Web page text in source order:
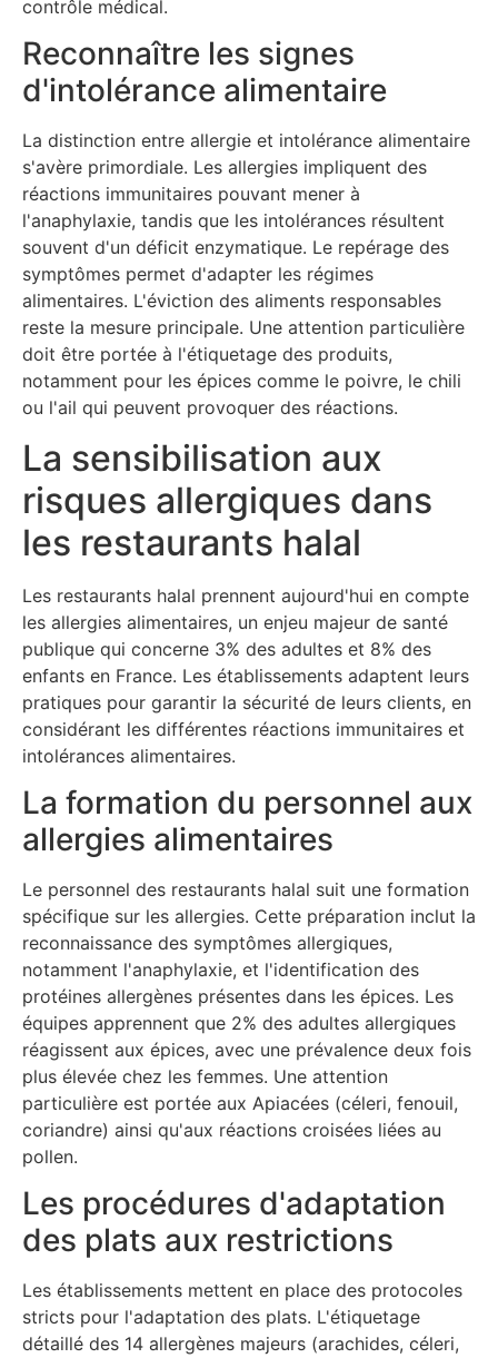
contrôle médical.
Reconnaître les signes
d'intolérance alimentaire
La distinction entre allergie et intolérance alimentaire
s'avère primordiale. Les allergies impliquent des
réactions immunitaires pouvant mener à
l'anaphylaxie, tandis que les intolérances résultent
souvent d'un déficit enzymatique. Le repérage des
symptômes permet d'adapter les régimes
alimentaires. L'éviction des aliments responsables
reste la mesure principale. Une attention particulière
doit être portée à l'étiquetage des produits,
notamment pour les épices comme le poivre, le chili
ou l'ail qui peuvent provoquer des réactions.
La sensibilisation aux
risques allergiques dans
les restaurants halal
Les restaurants halal prennent aujourd'hui en compte
les allergies alimentaires, un enjeu majeur de santé
publique qui concerne 3% des adultes et 8% des
enfants en France. Les établissements adaptent leurs
pratiques pour garantir la sécurité de leurs clients, en
considérant les différentes réactions immunitaires et
intolérances alimentaires.
La formation du personnel aux
allergies alimentaires
Le personnel des restaurants halal suit une formation
spécifique sur les allergies. Cette préparation inclut la
reconnaissance des symptômes allergiques,
notamment l'anaphylaxie, et l'identification des
protéines allergènes présentes dans les épices. Les
équipes apprennent que 2% des adultes allergiques
réagissent aux épices, avec une prévalence deux fois
plus élevée chez les femmes. Une attention
particulière est portée aux Apiacées (céleri, fenouil,
coriandre) ainsi qu'aux réactions croisées liées au
pollen.
Les procédures d'adaptation
des plats aux restrictions
Les établissements mettent en place des protocoles
stricts pour l'adaptation des plats. L'étiquetage
détaillé des 14 allergènes majeurs (arachides, céleri,